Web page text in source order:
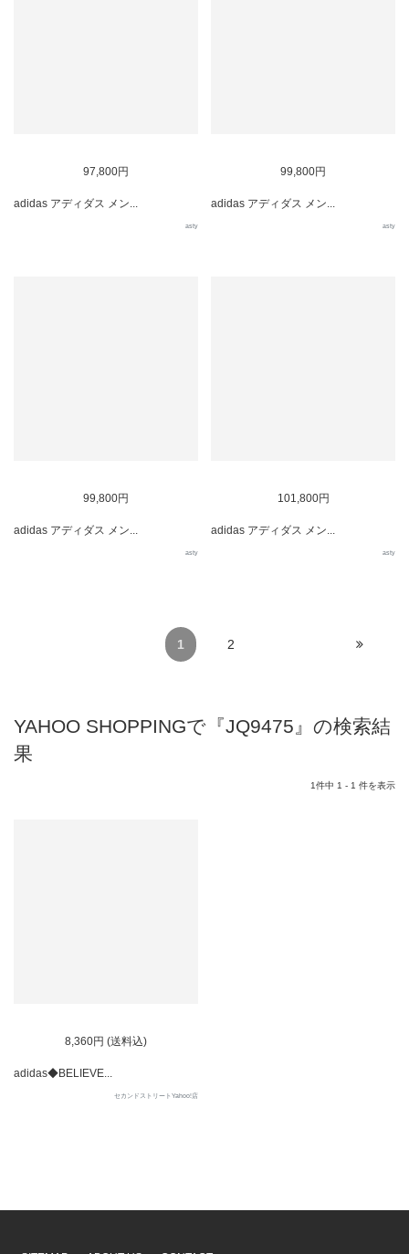
97,800円
adidas アディダス メン...
asty
99,800円
adidas アディダス メン...
asty
99,800円
adidas アディダス メン...
asty
101,800円
adidas アディダス メン...
asty
1 2
YAHOO SHOPPINGで『JQ9475』の検索結
果
1件中 1 - 1 件を表示
8,360円 (送料込)
adidas◆BELIEVE...
セカンドストリートYahoo!店